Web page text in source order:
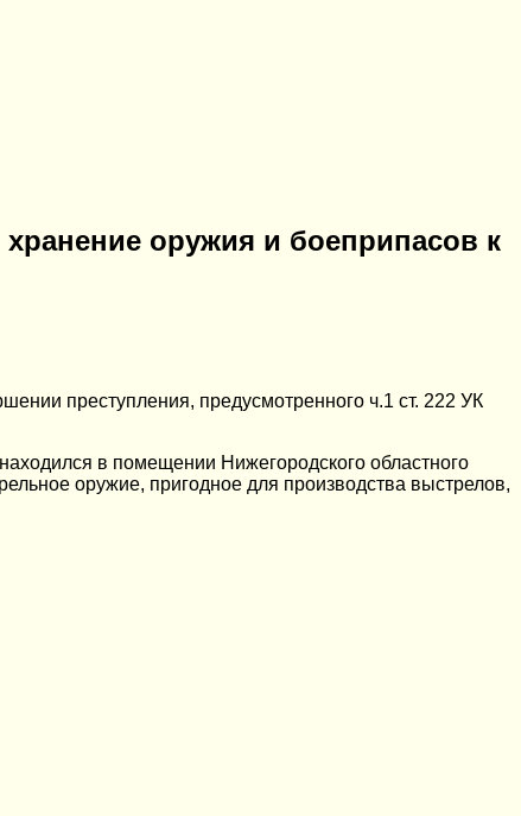
оружия и боеприпасов к
преступления, предусмотренного ч.1 ст. 222 УК
в помещении Нижегородского областного
оружие, пригодное для производства выстрелов,